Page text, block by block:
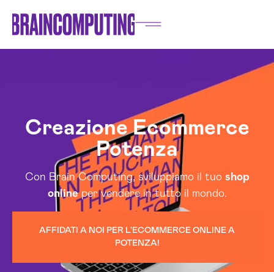
Creazione Ecommerce
Potenza
Con Brain Computing, sviluppiamo il tuo shop
onlineper vendere in tutto il mondo.
AFFIDATI A NOI PER L'ECOMMERCE ONLINE A
POTENZA!